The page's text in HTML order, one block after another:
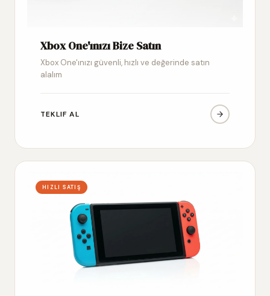
Xbox One'ınızı Bize Satın
Xbox One'ınızı güvenli, hızlı ve değerinde satın
alalım
TEKLIF AL
HIZLI SATIŞ